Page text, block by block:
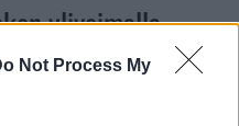
Not Process My
ylivoimalla